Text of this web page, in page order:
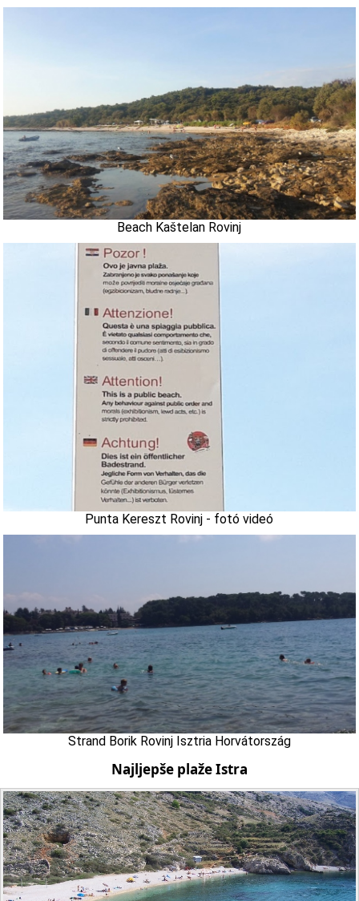
Beach Kaštelan Rovinj
Punta Kereszt Rovinj - fotó videó
Strand Borik Rovinj Isztria Horvátország
Najljepše plaže Istra